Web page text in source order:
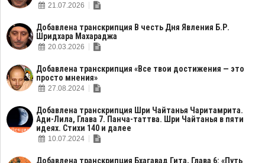
21.07.2026
Добавлена транскрипция В честь Дня Явления Б.Р.
Шридхара Махараджа
20.03.2026
Добавлена транскрипция «Все твои достижения — это
просто мнения»
27.08.2024
Добавлена транскрипция Шри Чайтанья Чаритамрита.
Ади-Лила, Глава 7. Панча-таттва. Шри Чайтанья в пяти
идеях. Стихи 140 и далее
10.07.2024
Добавлена транскрипция Бхагавад Гита, Глава 6: «Путь